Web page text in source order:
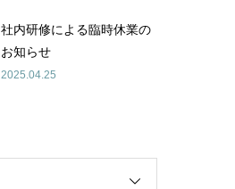
社内研修による臨時休業の
お知らせ
2025.04.25